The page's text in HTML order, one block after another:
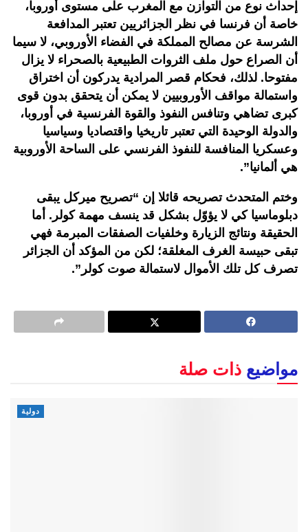
إحداث نوع من التوازن مع المغرب على مستوى أوروبا،
خاصة أن فرنسا في نظر الجزائريين تعتبر المدافعة
الشرسة عن مصالح المملكة في الفضاء الأوروبي، لا سيما
أن الصراع حول ملف الثروات الطبيعية بالصحراء لا يزال
مفتوحا. لذلك، فحكام قصر المرادية يدركون أن اختراق
واستمالة مواقف الأوروبيين لا يمكن أن يتحقق بدون قوى
كبرى تضاهي وتنافس النفوذ والقوة الفرنسية في أوروبا،
والدولة الوحيدة التي تعتبر تاريخيا واقتصاديا وسياسيا
وعسكريا المنافسة للنفوذ الفرنسي على الساحة الأوروبية
هي ألمانيا”.
وختم المتحدث تصريحه قائلا إن “تصريح ميركل يبقى
دبلوماسيا كي لا يؤوّل بشكل قد ينسف مهمة كولر. أما
الحقيقة ونتائج الزيارة وخلفيات الصفقات المبرمة فهي
تبقى حبيسة الغرف المغلقة؛ لكن من المؤكد أن الجزائر
تصرف كل تلك الأموال لاستمالة صوت كولر”.
مواضيع ذات صلة
دولية